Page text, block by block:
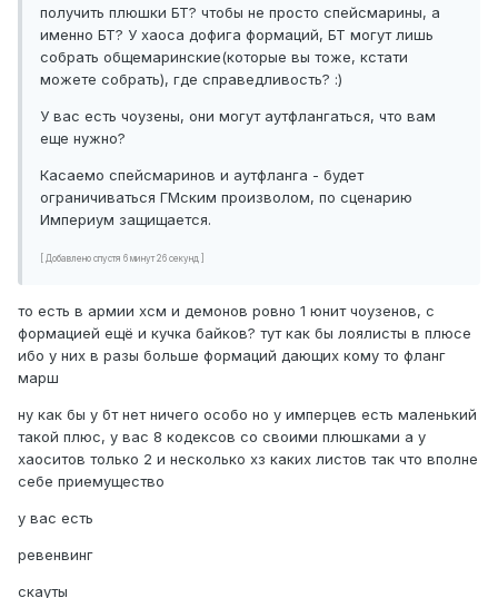
получить плюшки БТ? чтобы не просто спейсмарины, а
именно БТ? У хаоса дофига формаций, БТ могут лишь
собрать общемаринские(которые вы тоже, кстати
можете собрать), где справедливость? :)
У вас есть чоузены, они могут аутфлангаться, что вам
еще нужно?
Касаемо спейсмаринов и аутфланга - будет
ограничиваться ГМским произволом, по сценарию
Империум защищается.
[ Добавлено спустя 6 минут 26 секунд ]
то есть в армии хсм и демонов ровно 1 юнит чоузенов, с
формацией ещё и кучка байков? тут как бы лоялисты в плюсе
ибо у них в разы больше формаций дающих кому то фланг
марш
ну как бы у бт нет ничего особо но у имперцев есть маленький
такой плюс, у вас 8 кодексов со своими плюшками а у
хаоситов только 2 и несколько хз каких листов так что вполне
себе приемущество
у вас есть
ревенвинг
скауты